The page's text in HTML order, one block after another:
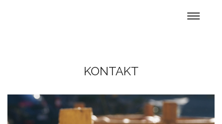
KONTAKT